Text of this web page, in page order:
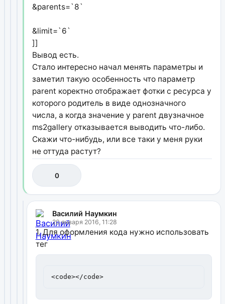
&parents=`8`
&limit=`6`
]]
Вывод есть.
Стало интересно начал менять параметры и
заметил такую особенность что параметр
parent коректно отображает фотки с ресурса у
которого родитель в виде однозначного
числа, а когда значение у parent двузначное
ms2gallery отказывается выводить что-либо.
Скажи что-нибудь, или все таки у меня руки
не оттуда растут?
0
Василий Наумкин
20 января 2016, 11:28
1. Для оформления кода нужно использовать
тег
<code></code>